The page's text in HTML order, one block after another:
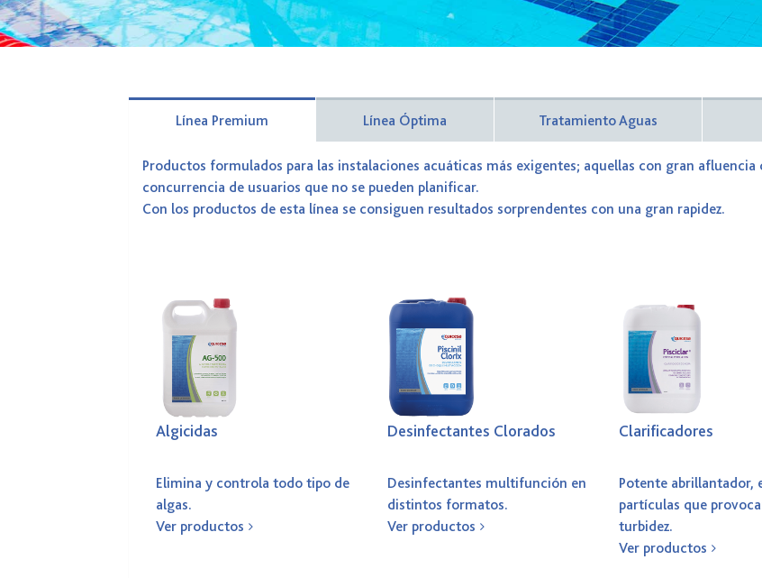
Línea Premium Línea Óptima Tratamiento Aguas
Productos formulados para las instalaciones acuáticas más exigentes; aquellas con gran
concurrencia de usuarios que no se pueden planificar.
Con los productos de esta línea se consiguen resultados sorprendentes con una gran rapidez.
Algicidas
Elimina y controla todo tipo de
algas.
Ver productos
Desinfectantes Clorados
Desinfectantes multifunción en
distintos formatos.
Ver productos
Clarificadores
Potente abrillantador,
partículas que
turbidez.
Ver productos